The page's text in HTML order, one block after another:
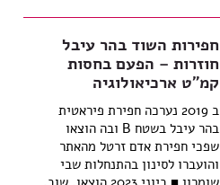
חפירות השוד בהר עיבל
חוזרות – הפעם בחסות
קמ"ט ארכיאולוגיה
ב 2019 נערכה חפירת פיראטית
בהר עיבל בשטח B ובה הוצאו
שפכי חפירת אדם זרטל מהאתר
והועברו לסינון בהתנחלות שבי